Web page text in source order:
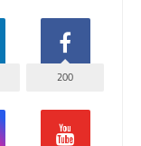
200